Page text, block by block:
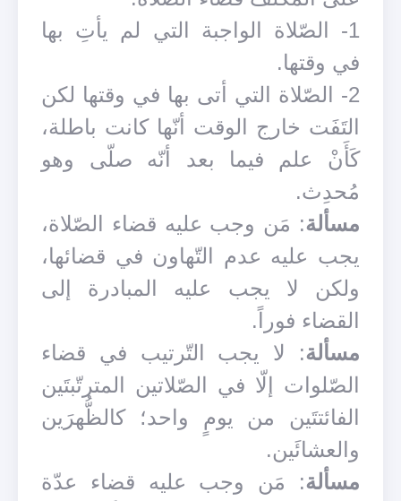
1- الصّلاة الواجبة التي لم يأتِ بها
في وقتها.
2- الصّلاة التي أتى بها في وقتها لكن
التَفَت خارج الوقت أنّها كانت باطلة،
كَأَنْ علم فيما بعد أنّه صلّى وهو
مُحدِث.
مسألة: مَن وجب عليه قضاء الصّلاة،
يجب عليه عدم التّهاون في قضائها،
ولكن لا يجب عليه المبادرة إلى
القضاء فوراً.
مسألة: لا يجب التّرتيب في قضاء
الصّلوات إلّا في الصّلاتين المترتّبتَين
الفائتتَين من يومٍ واحد؛ كالظُّهرَين
والعشائَين.
مسألة: مَن وجب عليه قضاء عدّة